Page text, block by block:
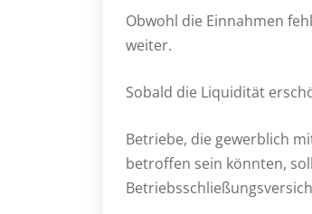
Obwohl die Einnahmen
weiter.
Sobald die Liquidität
Betriebe, die gewerblich
betroffen sein könnten,